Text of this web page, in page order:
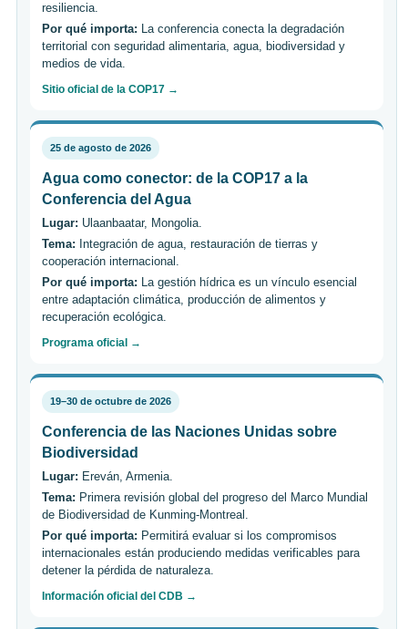
resiliencia.
Por qué importa: La conferencia conecta la degradación
territorial con seguridad alimentaria, agua, biodiversidad y
medios de vida.
Sitio oficial de la COP17 →
25 de agosto de 2026
Agua como conector: de la COP17 a la
Conferencia del Agua
Lugar: Ulaanbaatar, Mongolia.
Tema: Integración de agua, restauración de tierras y
cooperación internacional.
Por qué importa: La gestión hídrica es un vínculo esencial
entre adaptación climática, producción de alimentos y
recuperación ecológica.
Programa oficial →
19–30 de octubre de 2026
Conferencia de las Naciones Unidas sobre
Biodiversidad
Lugar: Ereván, Armenia.
Tema: Primera revisión global del progreso del Marco Mundial
de Biodiversidad de Kunming-Montreal.
Por qué importa: Permitirá evaluar si los compromisos
internacionales están produciendo medidas verificables para
detener la pérdida de naturaleza.
Información oficial del CDB →